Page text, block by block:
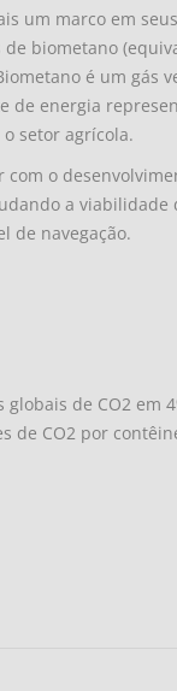
um marco em
biometano
é um
de energia
setor agrícola.
com o
a viabilidade
de navegação.
de CO2 em
de CO2 por